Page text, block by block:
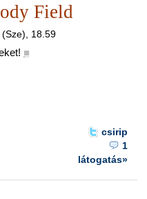
Field
18.59
■
csirip
1
látogatás»